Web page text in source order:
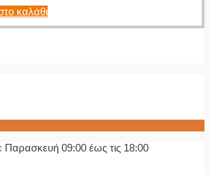
καλάθι
Παρασκευή 09:00 έως τις 18:00